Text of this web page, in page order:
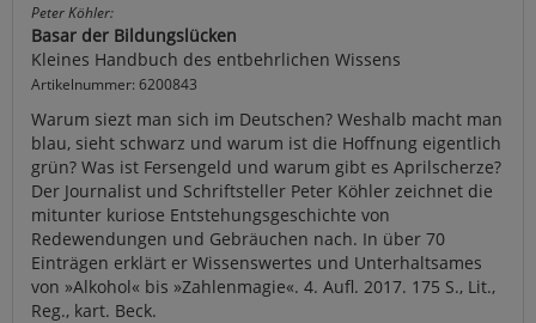
Peter Köhler:
Basar der Bildungslücken
Kleines Handbuch des entbehrlichen Wissens
Artikelnummer: 6200843
Warum siezt man sich im Deutschen? Weshalb macht man
blau, sieht schwarz und warum ist die Hoffnung eigentlich
grün? Was ist Fersengeld und warum gibt es Aprilscherze?
Der Journalist und Schriftsteller Peter Köhler zeichnet die
mitunter kuriose Entstehungsgeschichte von
Redewendungen und Gebräuchen nach. In über 70
Einträgen erklärt er Wissenswertes und Unterhaltsames
von »Alkohol« bis »Zahlenmagie«. 4. Aufl. 2017. 175 S., Lit.,
Reg., kart. Beck.